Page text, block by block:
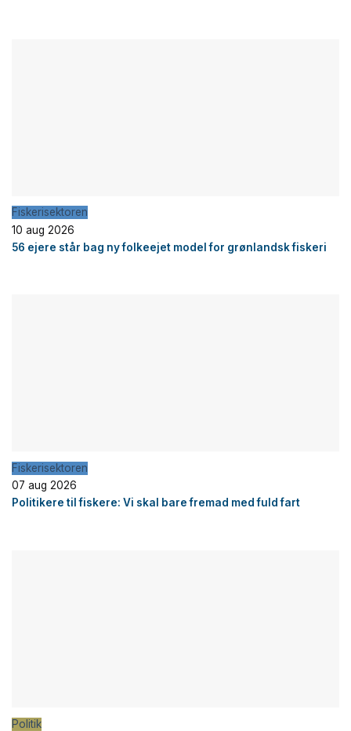
Fiskerisektoren
10 aug 2026
56 ejere står bag ny folkeejet model for grønlandsk fiskeri
Fiskerisektoren
07 aug 2026
Politikere til fiskere: Vi skal bare fremad med fuld fart
Politik